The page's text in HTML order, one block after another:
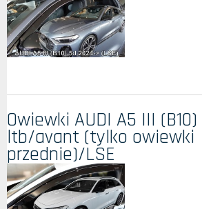
Owiewki AUDI A5 III
ltb/avant (tylko owiewki
przednie)/LSE